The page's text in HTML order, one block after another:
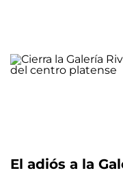
El adiós a la